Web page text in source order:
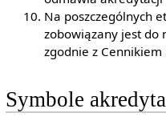
Na poszczególnych
zobowiązany jest do
zgodnie z Cennikiem
Symbole